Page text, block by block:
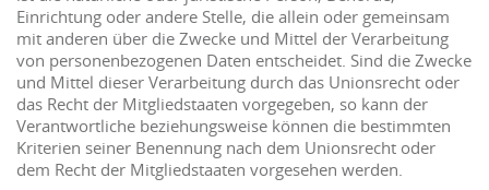
Einrichtung oder andere Stelle, die allein oder gemeinsam
mit anderen über die Zwecke und Mittel der Verarbeitung
von personenbezogenen Daten entscheidet. Sind die Zwecke
und Mittel dieser Verarbeitung durch das Unionsrecht oder
das Recht der Mitgliedstaaten vorgegeben, so kann der
Verantwortliche beziehungsweise können die bestimmten
Kriterien seiner Benennung nach dem Unionsrecht oder
dem Recht der Mitgliedstaaten vorgesehen werden.